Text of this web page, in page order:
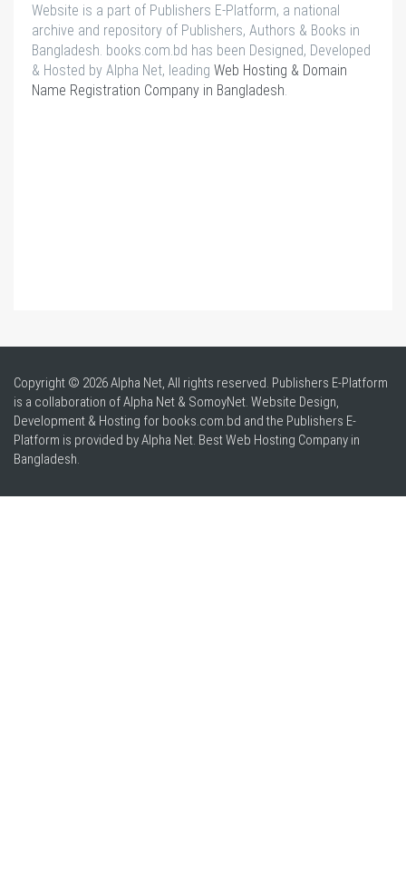
Website is a part of Publishers E-Platform, a national
archive and repository of Publishers, Authors & Books in
Bangladesh. books.com.bd has been Designed, Developed
& Hosted by Alpha Net, leading Web Hosting & Domain
Name Registration Company in Bangladesh.
Copyright © 2026 Alpha Net, All rights reserved. Publishers E-Platform
is a collaboration of Alpha Net & SomoyNet. Website Design,
Development & Hosting for books.com.bd and the Publishers E-
Platform is provided by Alpha Net. BestWeb Hosting Company in
Bangladesh.